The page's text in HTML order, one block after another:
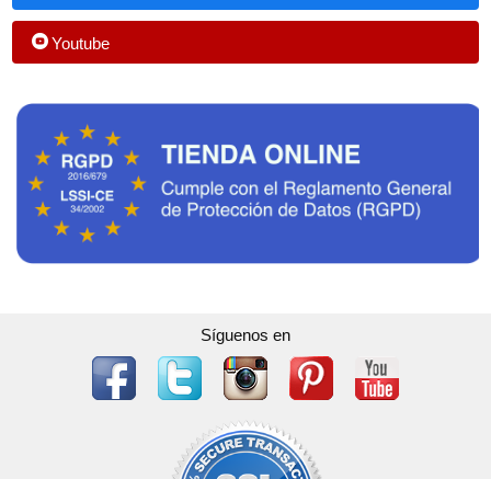
Youtube
Síguenos en